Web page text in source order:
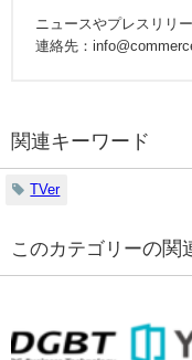
ニュースやプレスリリ
連絡先：
関連キーワード
TVer
の関